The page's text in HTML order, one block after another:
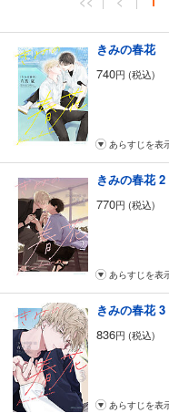
きみの春花
740円 (税込)
あらすじを表
きみの春花
770円 (税込)
あらすじを表
きみの春花
836円 (税込)
あらすじを表